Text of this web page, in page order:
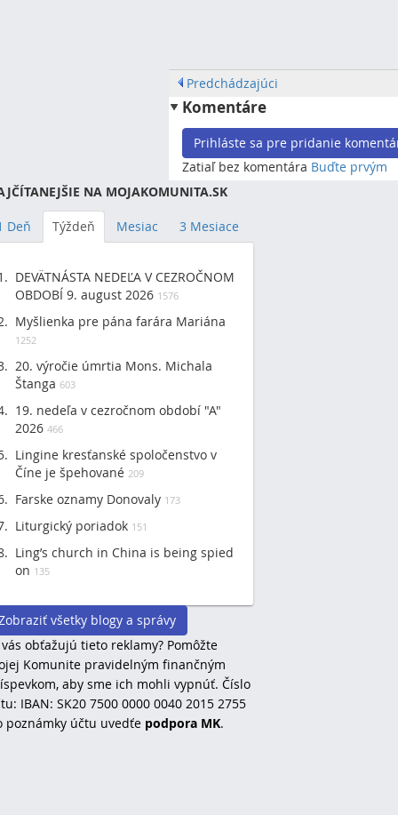
Predchádzajúci
Komentáre
Prihláste sa pre pridanie
Zatiaľ bez komentára Buďte prvým
NA MOJAKOMUNITA.SK
Deň Týždeň Mesiac 3 Mesiace
DEVÄTNÁSTA NEDEĽA V CEZROČNOM
OBDOBÍ 9. august 2026 1576
Myšlienka pre pána farára Mariána
1252
20. výročie úmrtia Mons. Michala
Štanga 603
19. nedeľa v cezročnom období "A"
2026 466
Lingine kresťanské spoločenstvo v
Číne je špehované 209
Farske oznamy Donovaly 173
Liturgický poriadok 151
Ling’s church in China is being spied
on 135
všetky blogy a správy
obťažujú tieto reklamy? Pomôžte
Komunite pravidelným finančným
aby sme ich mohli vypnúť. Číslo
IBAN: SK20 7500 0000 0040 2015 2755
poznámky účtu uvedťe podpora MK.